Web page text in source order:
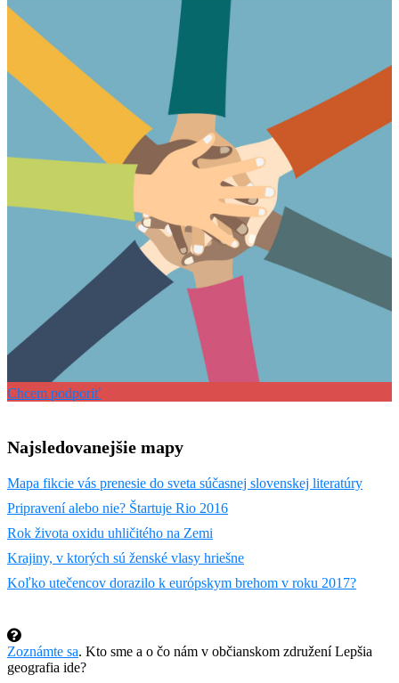
Chcem podporiť
Najsledovanejšie mapy
Mapa fikcie vás prenesie do sveta súčasnej slovenskej literatúry
Pripravení alebo nie? Štartuje Rio 2016
Rok života oxidu uhličitého na Zemi
Krajiny, v ktorých sú ženské vlasy hriešne
Koľko utečencov dorazilo k európskym brehom v roku 2017?
Zoznámte sa. Kto sme a o čo nám v občianskom združení Lepšia
geografia ide?